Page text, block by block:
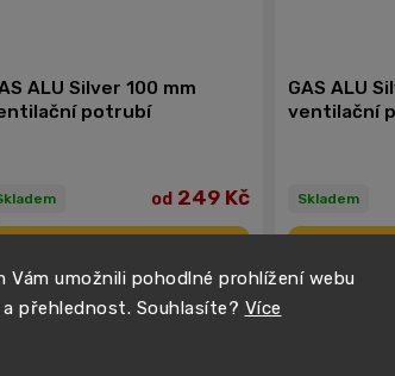
umožnili pohodlné prohlížení webu
přehlednost. Souhlasíte? Více
ALU Silver 100 mm
potrubí
od249 Kč
GAS ALU
ventilační
Skladem